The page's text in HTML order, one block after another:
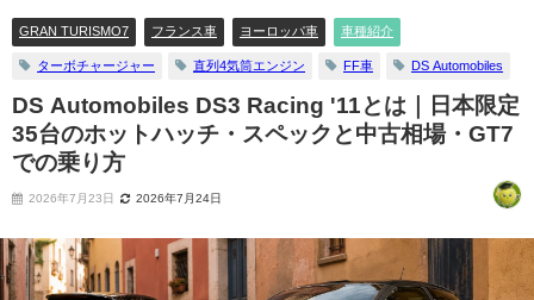
GRAN TURISMO7 フランス車 ヨーロッパ車 車種紹介
ターボチャージャー 直列4気筒エンジン FF車 DS Automobiles
DS Automobiles DS3 Racing '11とは｜日本限定
35台のホットハッチ・スペックと中古相場・GT7
での乗り方
2026年7月23日 2026年7月24日